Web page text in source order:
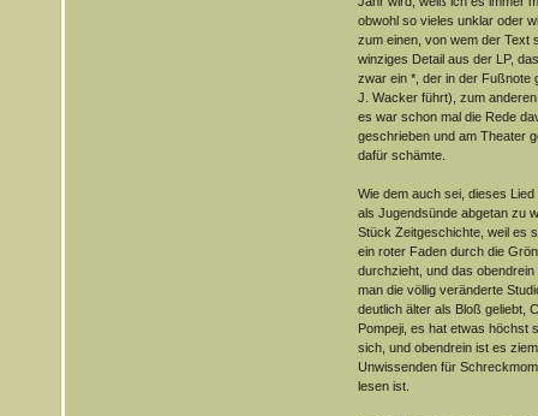
obwohl so vieles unklar oder
zum einen, von wem der Text
winziges Detail aus der LP,
zwar ein *, der in der Fußnote
J. Wacker führt), zum
es war schon mal die Rede
geschrieben und am Theater
dafür schämte.
Wie dem auch sei, dieses
als Jugendsünde abgetan zu
Stück Zeitgeschichte, weil es
ein roter Faden durch die
durchzieht, und das
man die völlig veränderte
deutlich älter als Bloß geliebt,
Pompeji, es hat etwas höchst
sich, und obendrein ist es
Unwissenden für
lesen ist.